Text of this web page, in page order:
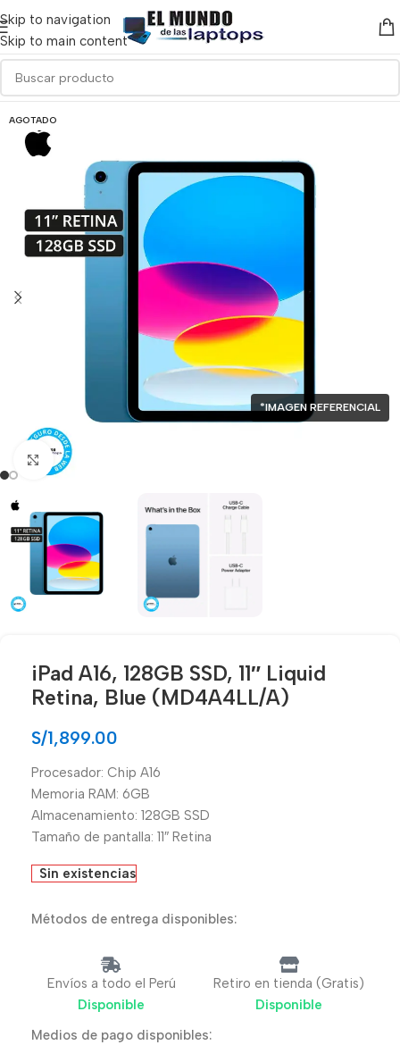
Skip to navigation
Skip to main content
AGOTADO
Click para agrandar
*IMAGEN REFERENCIAL
iPad A16, 128GB SSD, 11″ Liquid
Retina, Blue (MD4A4LL/A)
S/1,899.00
Procesador: Chip A16
Memoria RAM: 6GB
Almacenamiento: 128GB SSD
Tamaño de pantalla: 11″ Retina
Sin existencias
Métodos de entrega disponibles:
Envíos a todo el Perú
Disponible
Retiro en tienda (Gratis)
Disponible
Medios de pago disponibles: